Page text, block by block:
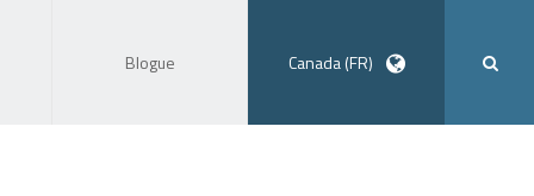
Blogue Canada (FR)